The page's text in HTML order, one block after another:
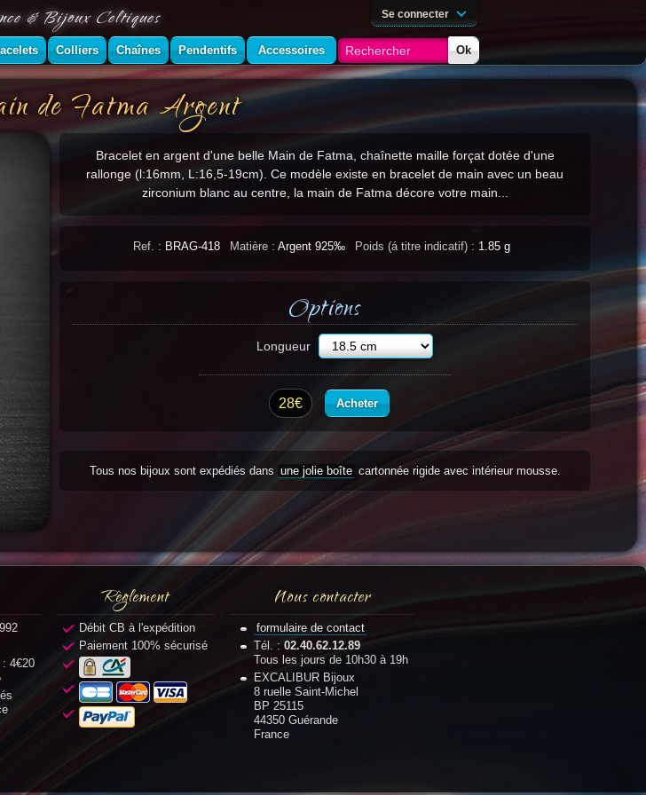
de Fatma Argent
Bracelet en argent d'une belle Main de Fatma, chaînette maille forçat dotée d'une
rallonge (l:16mm, L:16,5-19cm). Ce modèle existe en bracelet de main avec un beau
zirconium blanc au centre, la main de Fatma décore votre main...
Ref. : BRAG-418 Matière : Argent 925‰ Poids (á titre indicatif) : 1.85 g
Options
Longueur
28€ Acheter
Tous nos bijoux sont expédiés dans une jolie boîte cartonnée rigide avec intérieur mousse.
: 4€20
Règlement
Débit CB à l'expédition
Paiement 100% sécurisé
Nous contacter
formulaire de contact
Tél. : 02.40.62.12.89
Tous les jours de 10h30 à 19h
EXCALIBUR Bijoux
8 ruelle Saint-Michel
BP 25115
44350 Guérande
France
& Bijoux Celtiques Se connecter
Colliers Chaînes Pendentifs Accessoires Ok